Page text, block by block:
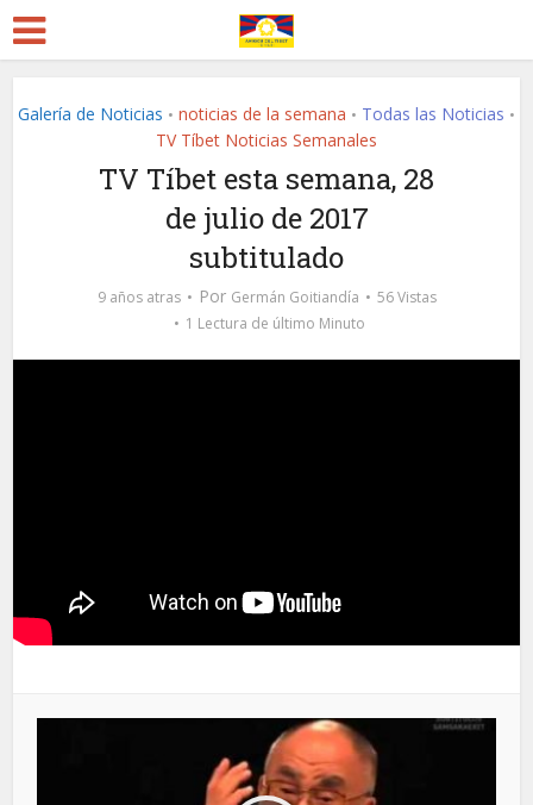
Galería de Noticias • noticias de la semana • Todas las Noticias •
TV Tíbet Noticias Semanales
TV Tíbet esta semana, 28
de julio de 2017
subtitulado
9 años atras Por Germán Goitiandía
56 Vistas
1 Lectura de último Minuto